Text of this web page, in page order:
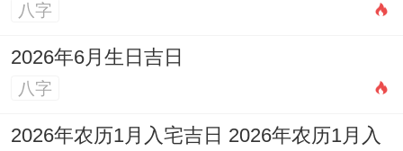
八字
2026年6月生日吉日
八字
2026年农历1月入宅吉日 2026年农历1月入